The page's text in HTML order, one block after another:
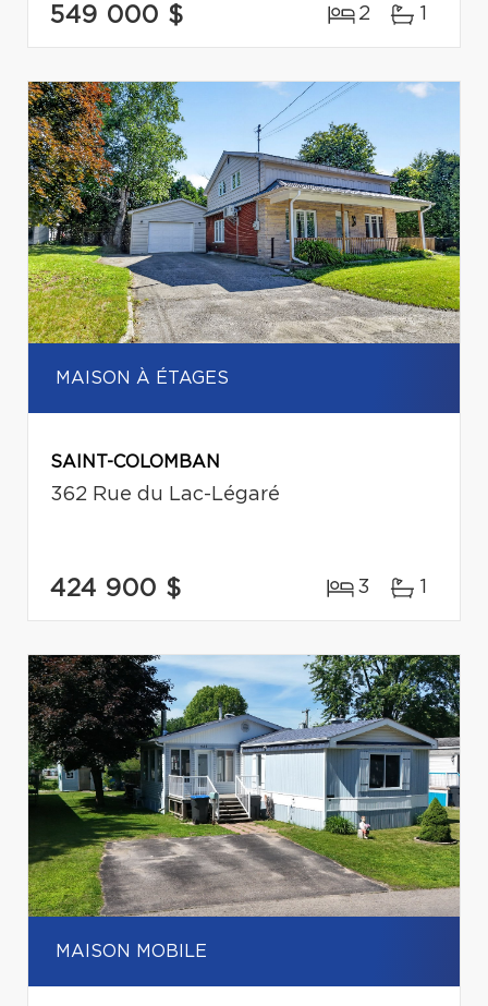
549 000 $ 2 1
MAISON À ÉTAGES
SAINT-COLOMBAN
362 Rue du Lac-Légaré
424 900 $ 3 1
MAISON MOBILE